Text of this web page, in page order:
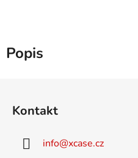
Popis
Kontakt
info@xcase.cz